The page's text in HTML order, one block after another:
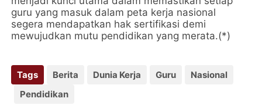
guru yang masuk dalam peta kerja nasional
segera mendapatkan hak sertifikasi demi
mewujudkan mutu pendidikan yang merata.(*)
Tags Berita Dunia Kerja Guru
Nasional
Pendidikan